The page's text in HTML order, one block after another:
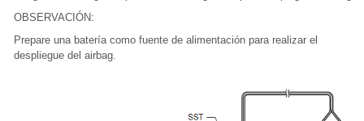
OBSERVACIÓN:
Prepare una batería como fuente de alimentación para realizar el
despliegue del airbag.